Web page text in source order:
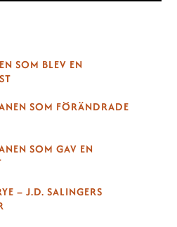
SOM BLEV EN
SOM FÖRÄNDRADE
SOM GAV EN
– J.D. SALINGERS